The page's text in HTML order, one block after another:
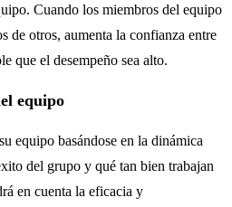
Cuando los miembros del equipo
de otros, aumenta la confianza entre
que el desempeño sea alto.
equipo
equipo basándose en la dinámica
del grupo y qué tan bien trabajan
en cuenta la eficacia y